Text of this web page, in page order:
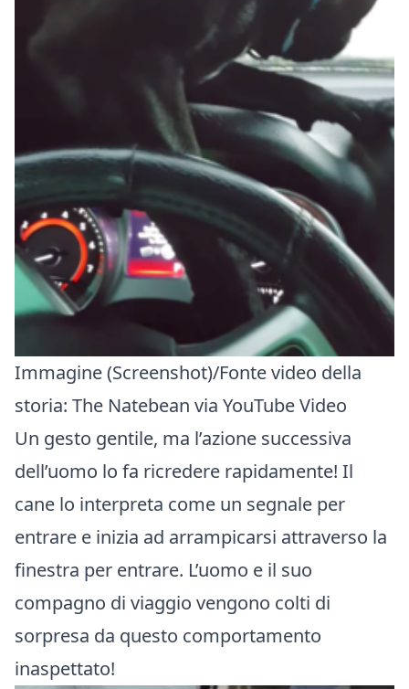
Immagine (Screenshot)/Fonte video della
storia: The Natebean via YouTube Video
Un gesto gentile, ma l’azione successiva
dell’uomo lo fa ricredere rapidamente! Il
cane lo interpreta come un segnale per
entrare e inizia ad arrampicarsi attraverso la
finestra per entrare. L’uomo e il suo
compagno di viaggio vengono colti di
sorpresa da questo comportamento
inaspettato!